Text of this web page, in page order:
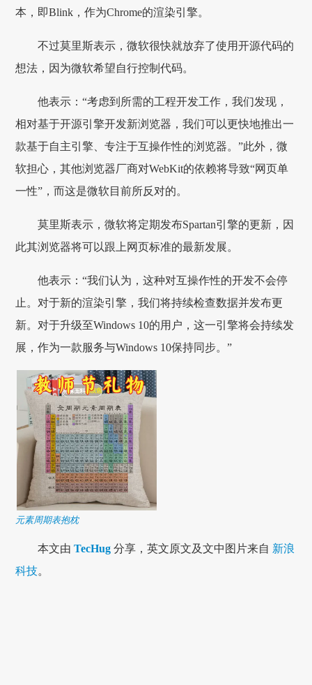
本，即Blink，作为Chrome的渲染引擎。
不过莫里斯表示，微软很快就放弃了使用开源代码的
想法，因为微软希望自行控制代码。
他表示：“考虑到所需的工程开发工作，我们发现，
相对基于开源引擎开发新浏览器，我们可以更快地推出一
款基于自主引擎、专注于互操作性的浏览器。”此外，微
软担心，其他浏览器厂商对WebKit的依赖将导致“网页单
一性”，而这是微软目前所反对的。
莫里斯表示，微软将定期发布Spartan引擎的更新，因
此其浏览器将可以跟上网页标准的最新发展。
他表示：“我们认为，这种对互操作性的开发不会停
止。对于新的渲染引擎，我们将持续检查数据并发布更
新。对于升级至Windows 10的用户，这一引擎将会持续发
展，作为一款服务与Windows 10保持同步。”
元素周期表抱枕
本文由TecHug 分享，英文原文及文中图片来自 新浪
科技。